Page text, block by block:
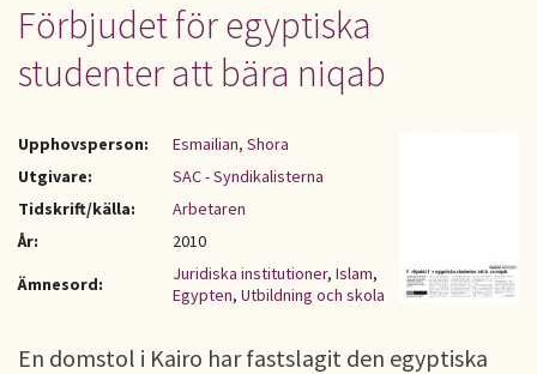
Förbjudet för egyptiska
studenter att bära niqab
Upphovsperson:
Esmailian, Shora
Utgivare:
SAC - Syndikalisterna
Tidskrift/källa:
Arbetaren
År:
2010
Ämnesord:
Juridiska institutioner, Islam,
Egypten, Utbildning och skola
En domstol i Kairo har fastslagit den egyptiska